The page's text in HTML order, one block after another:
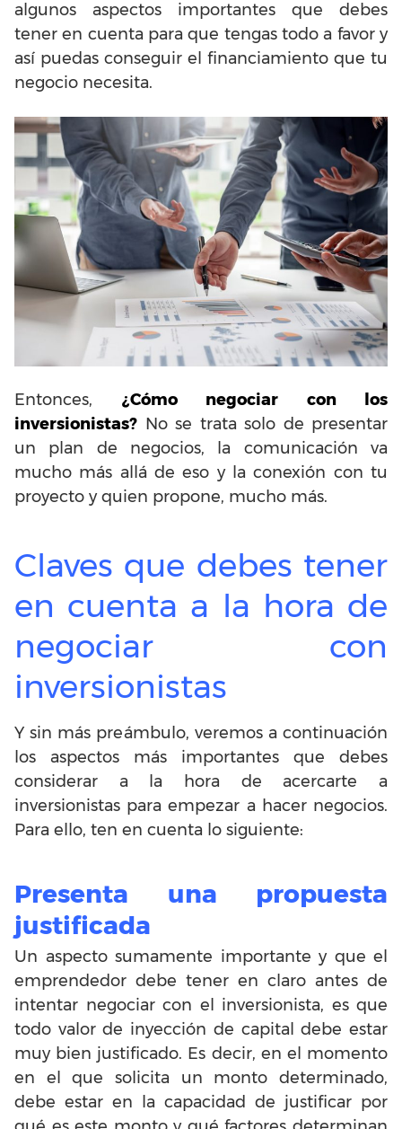
algunos aspectos importantes que debes
tener en cuenta para que tengas todo a favor y
así puedas conseguir el financiamiento que tu
negocio necesita.
Entonces, ¿Cómo negociar con los
inversionistas? No se trata solo de presentar
un plan de negocios, la comunicación va
mucho más allá de eso y la conexión con tu
proyecto y quien propone, mucho más.
Claves que debes tener
en cuenta a la hora de
negociar con
inversionistas
Y sin más preámbulo, veremos a continuación
los aspectos más importantes que debes
considerar a la hora de acercarte a
inversionistas para empezar a hacer negocios.
Para ello, ten en cuenta lo siguiente:
Presenta una propuesta
justificada
Un aspecto sumamente importante y que el
emprendedor debe tener en claro antes de
intentar negociar con el inversionista, es que
todo valor de inyección de capital debe estar
muy bien justificado. Es decir, en el momento
en el que solicita un monto determinado,
debe estar en la capacidad de justificar por